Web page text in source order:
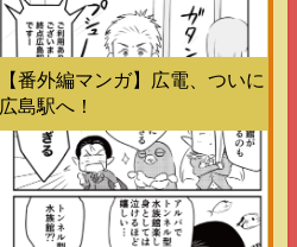
【番外編マンガ】広電、ついに
広島駅へ！